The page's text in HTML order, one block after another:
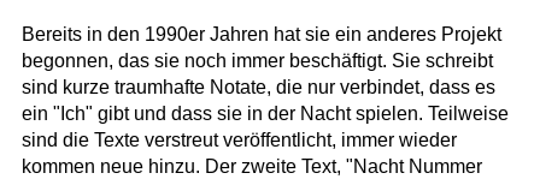
Bereits in den 1990er Jahren hat sie ein anderes Projekt
begonnen, das sie noch immer beschäftigt. Sie schreibt
sind kurze traumhafte Notate, die nur verbindet, dass es
ein "Ich" gibt und dass sie in der Nacht spielen. Teilweise
sind die Texte verstreut veröffentlicht, immer wieder
kommen neue hinzu. Der zweite Text, "Nacht Nummer